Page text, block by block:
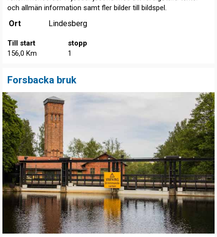
och allmän information samt fler bilder till bildspel.
Ort Lindesberg
Till start
156,0 Km
stopp
1
Forsbacka bruk